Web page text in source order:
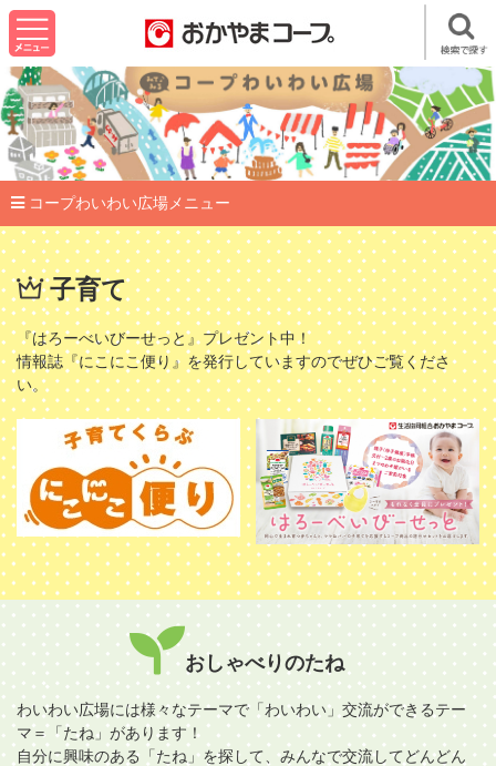
コープわいわい広場メニュー
子育て
『はろーべいびーせっと』プレゼント中！
情報誌『にこにこ便り』を発行していますのでぜひご覧くださ
い。
おしゃべりのたね
わいわい広場には様々なテーマで「わいわい」交流ができるテー
マ＝「たね」があります！
自分に興味のある「たね」を探して、みんなで交流してどんどん